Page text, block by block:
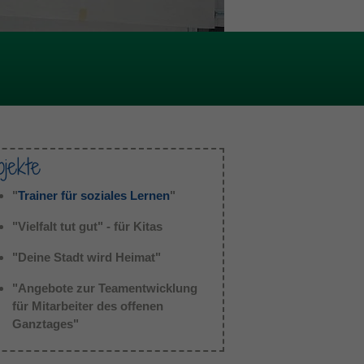
"Trainer für soziales Lernen"
"Vielfalt tut gut" - für Kitas
"Deine Stadt wird Heimat"
"Angebote zur Teamentwicklung
für Mitarbeiter des offenen
Ganztages"